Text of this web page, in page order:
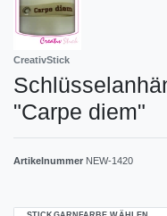
CreativStick
"Carpe diem"
Artikelnummer NEW-1420